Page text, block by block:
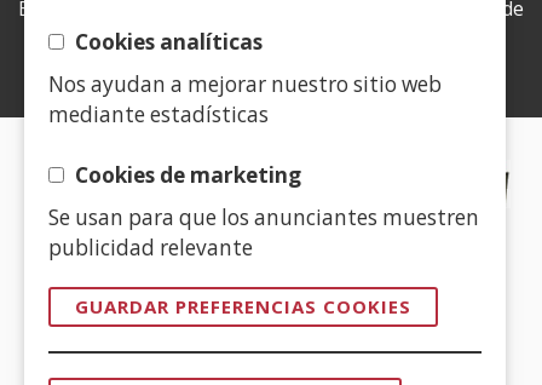
Cookies analíticas
Nos ayudan a mejorar nuestro sitio web
mediante estadísticas
Cookies de marketing
Se usan para que los anunciantes muestren
publicidad relevante
GUARDAR PREFERENCIAS COOKIES
Esta web se ajusta a lo establecido en la Ley 19/2013, de
9 de diciembre, de transparencia, acceso a la
CERTIFICADOS DE CALIDAD
nueva
ventana)
en